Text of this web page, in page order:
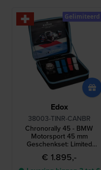
Edox
38003-TINR-CANBR
Chronorally 45 - BMW
Motorsport 45 mm
Geschenkset: Limited
edition titanium chronograaf
met 4 extra banden
€ 1.895,-
Gelimiteerd